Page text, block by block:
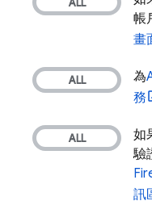
帳
畫
為
務
如
驗
訊